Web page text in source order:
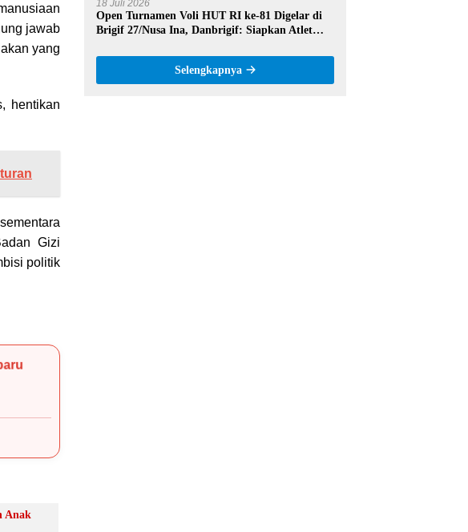
jawab
yang
hentikan
Gizi
politik
Anak
18 Juli 2026
Open Turnamen Voli HUT RI ke-81 Digelar di
Brigif 27/Nusa Ina, Danbrigif: Siapkan Atlet
Selengkapnya